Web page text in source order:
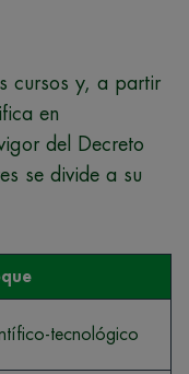
cursos y, a partir
en
del Decreto
se divide a su
tecnológico